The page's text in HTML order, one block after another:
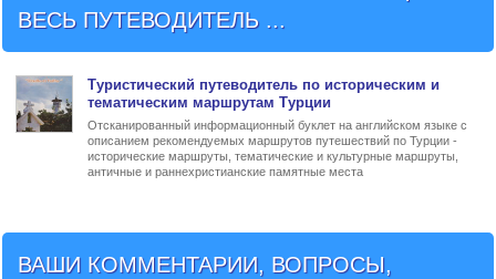
ВЕСЬ ПУТЕВОДИТЕЛЬ ...
Туристический путеводитель по историческим и
тематическим маршрутам Турции
Отсканированный информационный буклет на английском языке с
описанием рекомендуемых маршрутов путешествий по Турции -
исторические маршруты, тематические и культурные маршруты,
античные и раннехристианские памятные места
ВАШИ КОММЕНТАРИИ, ВОПРОСЫ,